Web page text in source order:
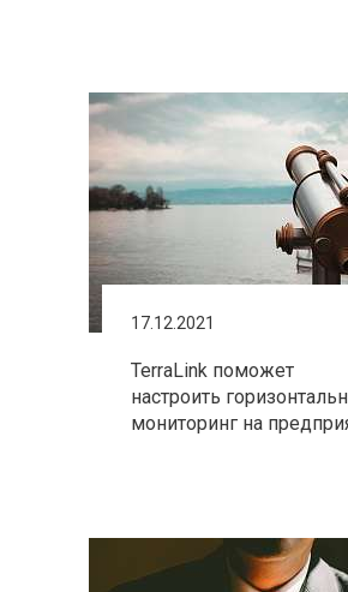
17.12.2021
TerraLink поможет
настроить
мониторинг на